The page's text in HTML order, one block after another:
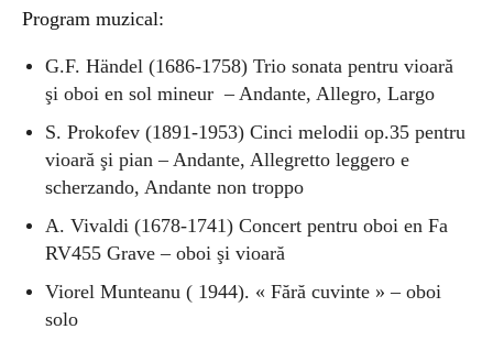
Program muzical:
G.F. Händel (1686-1758) Trio sonata pentru vioară
şi oboi en sol mineur –Andante, Allegro, Largo
S. Prokofev (1891-1953) Cinci melodii op.35 pentru
vioară şi pian – Andante, Allegretto leggero e
scherzando, Andante non troppo
A. Vivaldi (1678-1741) Concert pentru oboi en Fa
RV455 Grave – oboi şi vioară
Viorel Munteanu ( 1944). « Fără cuvinte » – oboi
solo